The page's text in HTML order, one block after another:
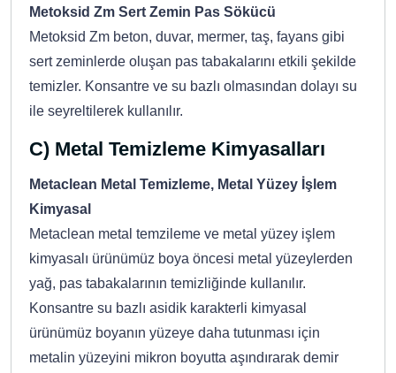
Metoksid Zm Sert Zemin Pas Sökücü
Metoksid Zm beton, duvar, mermer, taş, fayans gibi
sert zeminlerde oluşan pas tabakalarını etkili şekilde
temizler. Konsantre ve su bazlı olmasından dolayı su
ile seyreltilerek kullanılır.
C) Metal Temizleme Kimyasalları
Metaclean Metal Temizleme, Metal Yüzey İşlem
Kimyasal
Metaclean metal temzileme ve metal yüzey işlem
kimyasalı ürünümüz boya öncesi metal yüzeylerden
yağ, pas tabakalarının temizliğinde kullanılır.
Konsantre su bazlı asidik karakterli kimyasal
ürünümüz boyanın yüzeye daha tutunması için
metalin yüzeyini mikron boyutta aşındırarak demir